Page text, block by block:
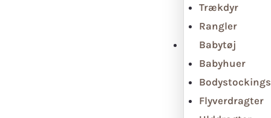
Trækdyr
Rangler
Babytøj
Babyhuer
Bodystockings
Flyverdragter